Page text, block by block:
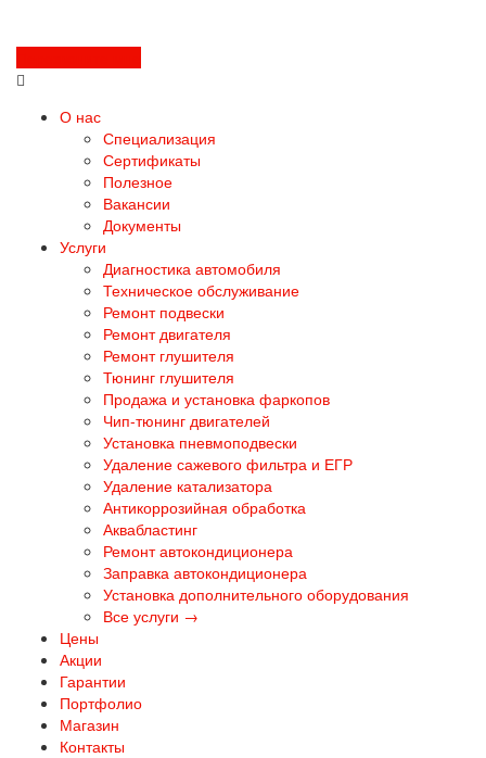
О нас
Специализация
Сертификаты
Полезное
Вакансии
Документы
Услуги
Диагностика автомобиля
Техническое обслуживание
Ремонт подвески
Ремонт двигателя
Ремонт глушителя
Тюнинг глушителя
Продажа и установка фаркопов
Чип-тюнинг двигателей
Установка пневмоподвески
Удаление сажевого фильтра и ЕГР
Удаление катализатора
Антикоррозийная обработка
Аквабластинг
Ремонт автокондиционера
Заправка автокондиционера
Установка дополнительного оборудования
Все услуги →
Цены
Акции
Гарантии
Портфолио
Магазин
Контакты